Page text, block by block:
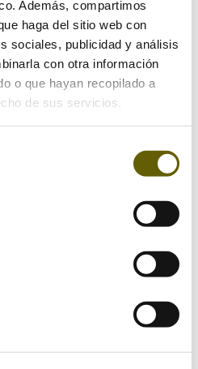
Además, compartimos
haga del sitio web con
sociales, publicidad y análisis
con otra información
o que hayan recopilado a
de sus servicios.
disfrutar más de ella en
lo que te vamos a compartir
habitamos, para crear...